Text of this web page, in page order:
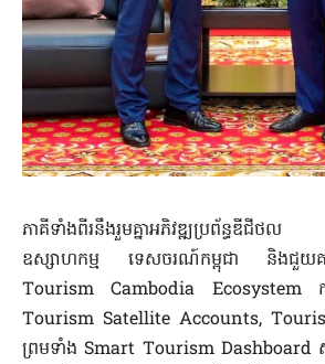
ភាគីទាំងពីរនឹងរួមគ្នាអភិវឌ្ឍប្រព័ន្ធឌីជីថ
ឧស្សាហកម្ម ទេសចរណ៍កម្ពុជា និងជួយ
Tourism Cambodia Ecosystem កា
Tourism Satellite Accounts,​​
ព្រមទាំង Smart Tourism Dashboard ស